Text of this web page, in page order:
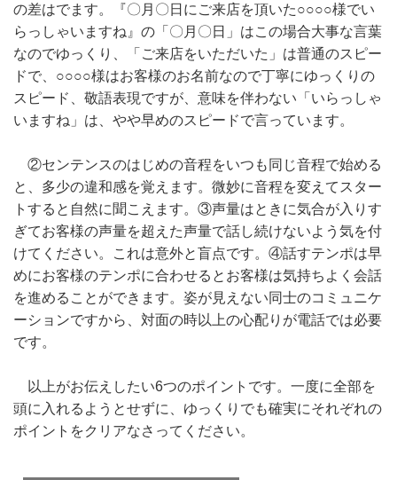
の差はでます。『〇月〇日にご来店を頂いた○○○○様でい
らっしゃいますね』の「〇月〇日」はこの場合大事な言葉
なのでゆっくり、「ご来店をいただいた」は普通のスピー
ドで、○○○○様はお客様のお名前なので丁寧にゆっくりの
スピード、敬語表現ですが、意味を伴わない「いらっしゃ
いますね」は、やや早めのスピードで言っています。
②センテンスのはじめの音程をいつも同じ音程で始める
と、多少の違和感を覚えます。微妙に音程を変えてスター
トすると自然に聞こえます。③声量はときに気合が入りす
ぎてお客様の声量を超えた声量で話し続けないよう気を付
けてください。これは意外と盲点です。④話すテンポは早
めにお客様のテンポに合わせるとお客様は気持ちよく会話
を進めることができます。姿が見えない同士のコミュニケ
ーションですから、対面の時以上の心配りが電話では必要
です。
以上がお伝えしたい6つのポイントです。一度に全部を
頭に入れるようとせずに、ゆっくりでも確実にそれぞれの
ポイントをクリアなさってください。